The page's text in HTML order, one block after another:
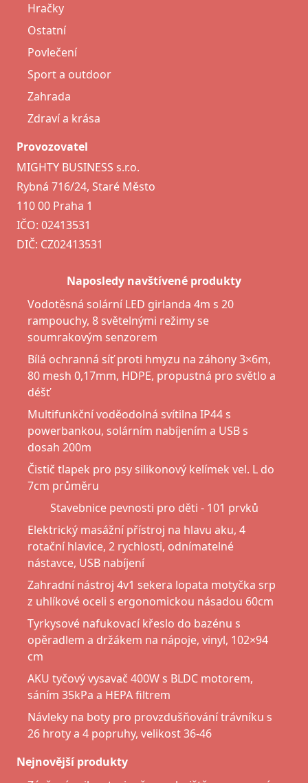
Hračky
Ostatní
Povlečení
Sport a outdoor
Zahrada
Zdraví a krása
Provozovatel
MIGHTY BUSINESS s.r.o.
Rybná 716/24, Staré Město
110 00 Praha 1
IČO: 02413531
DIČ: CZ02413531
Naposledy navštívené produkty
Vodotěsná solární LED girlanda 4m s 20
rampouchy, 8 světelnými režimy se
soumrakovým senzorem
Bílá ochranná síť proti hmyzu na záhony 3×6m,
80 mesh 0,17mm, HDPE, propustná pro světlo a
déšť
Multifunkční voděodolná svítilna IP44 s
powerbankou, solárním nabíjením a USB s
dosah 200m
Čistič tlapek pro psy silikonový kelímek vel. L do
7cm průměru
Stavebnice pevnosti pro děti - 101 prvků
Elektrický masážní přístroj na hlavu aku, 4
rotační hlavice, 2 rychlosti, odnímatelné
nástavce, USB nabíjení
Zahradní nástroj 4v1 sekera lopata motyčka srp
z uhlíkové oceli s ergonomickou násadou 60cm
Tyrkysové nafukovací křeslo do bazénu s
opěradlem a držákem na nápoje, vinyl, 102×94
cm
AKU tyčový vysavač 400W s BLDC motorem,
sáním 35kPa a HEPA filtrem
Návleky na boty pro provzdušňování trávníku s
26 hroty a 4 popruhy, velikost 36-46
Nejnovější produkty